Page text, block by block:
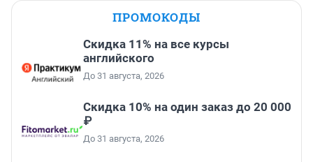
ПРОМОКОДЫ
Скидка 11% на все курсы
английского
До 31 августа, 2026
Скидка 10% на один заказ до 20 000
₽
До 31 августа, 2026